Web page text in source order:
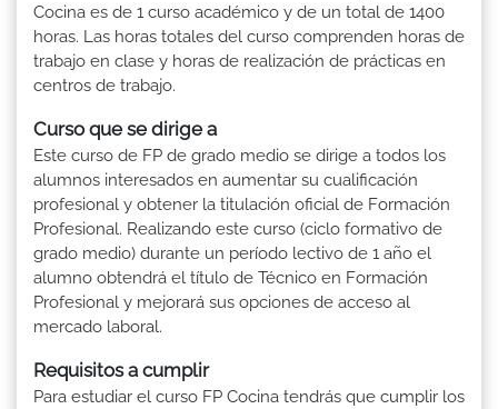
Cocina es de 1 curso académico y de un total de 1400
horas. Las horas totales del curso comprenden horas de
trabajo en clase y horas de realización de prácticas en
centros de trabajo.
Curso que se dirige a
Este curso de FP de grado medio se dirige a todos los
alumnos interesados en aumentar su cualificación
profesional y obtener la titulación oficial de Formación
Profesional. Realizando este curso (ciclo formativo de
grado medio) durante un período lectivo de 1 año el
alumno obtendrá el título de Técnico en Formación
Profesional y mejorará sus opciones de acceso al
mercado laboral.
Requisitos a cumplir
Para estudiar el curso FP Cocina tendrás que cumplir los